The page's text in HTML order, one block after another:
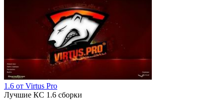
1.6 от Virtus Pro
Лучшие КС 1.6 сборки